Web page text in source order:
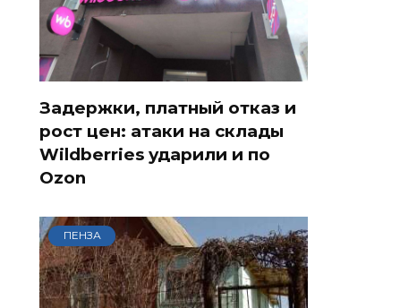
Задержки, платный отказ и
рост цен: атаки на склады
Wildberries ударили и по
Ozon
ПЕНЗА